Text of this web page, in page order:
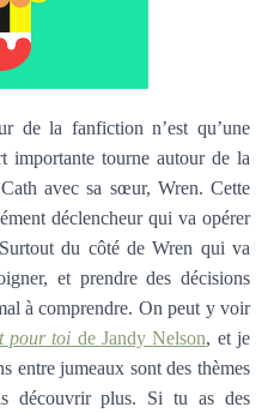
de la fanfiction n’est qu’une
importante tourne autour de la
avec sa sœur, Wren. Cette
déclencheur qui va opérer
du côté de Wren qui va
et prendre des décisions
à comprendre. On peut y voir
pour toi de Jandy Nelson, et je
entre jumeaux sont des thèmes
découvrir plus. Si tu as des